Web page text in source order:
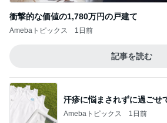
衝撃的な価値の1,780万円の戸建て
Amebaトピックス 1日前
記事を読む
汗疹に悩まされずに過ごせ
Amebaトピックス 1日前